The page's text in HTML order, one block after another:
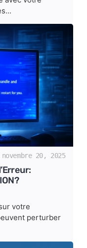
novembre 20, 2025
votre
perturber